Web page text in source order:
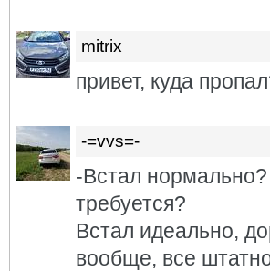
mitrix
привет, куда
-=vvs=-
-Встал
требуется?
Встал идеально,
вообще, все